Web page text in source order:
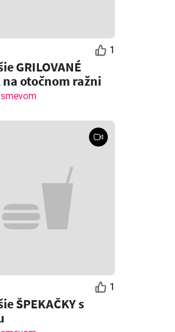
1
GRILOVANÉ
na otočnom ražni
1
ŠPEKAČKY s